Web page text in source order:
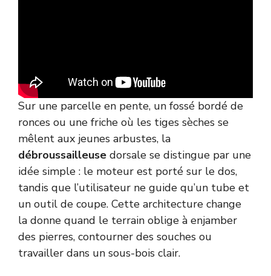
Sur une parcelle en pente, un fossé bordé de
ronces ou une friche où les tiges sèches se
mêlent aux jeunes arbustes, la
débroussailleuse dorsale se distingue par une
idée simple : le moteur est porté sur le dos,
tandis que l’utilisateur ne guide qu’un tube et
un outil de coupe. Cette architecture change
la donne quand le terrain oblige à enjamber
des pierres, contourner des souches ou
travailler dans un sous-bois clair.